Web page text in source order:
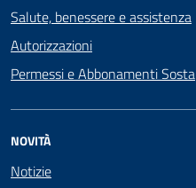
Salute, benessere e assistenza
Autorizzazioni
Permessi e Abbonamenti Sosta
NOVITÀ
Notizie